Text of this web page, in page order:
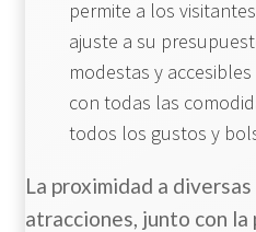
permite a los
ajuste a su
modestas y
con todas las
todos los gustos y
La proximidad a
atracciones, junto con